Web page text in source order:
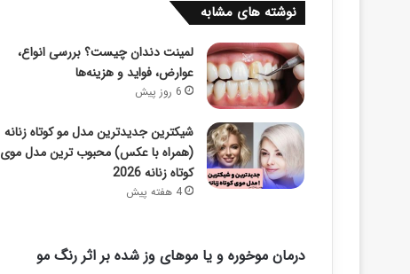
نوشته های مشابه
لمینت دندان چیست؟ بررسی انواع،
عوارض، فواید و هزینه‌ها
6 روز پیش
شیکترین جدیدترین مدل مو کوتاه زنانه
(همراه با عکس) محبوب ترین مدل موی
کوتاه زنانه 2026
4 هفته پیش
درمان موخوره و یا موهای وز شده بر اثر رنگ مو